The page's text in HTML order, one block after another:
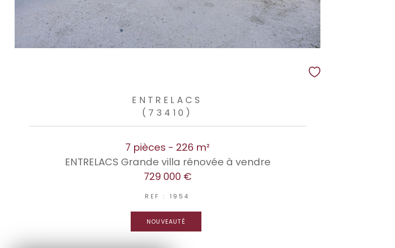
ENTRELACS
(73410)
7 pièces - 226 m²
ENTRELACS Grande villa rénovée à vendre
729 000 €
REF : 1954
NOUVEAUTÉ